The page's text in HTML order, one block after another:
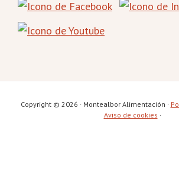
Copyright © 2026 · Montealbor Alimentación ·
Aviso de cookies ·